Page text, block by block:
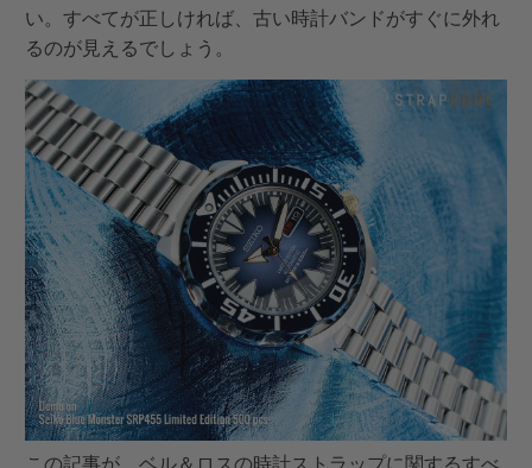
い。すべてが正しければ、古い時計バンドがすぐに外れ
るのが見えるでしょう。
この記事が、ベル＆ロスの時計ストラップに関するすべ